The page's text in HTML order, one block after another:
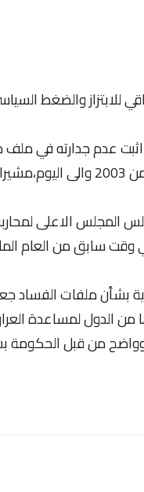
للابتزاز والضغط
عدم جدارته في ملف
بالملفات والدعاوى واصدار الاحكام
المجلس الاعلى
وقت سابق من العام
بشأن ملفات الفساد
من الدول لمساعدة
وواضح من قبل